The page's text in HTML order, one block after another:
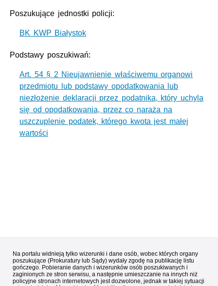
Poszukujące jednostki policji:
BK KWP Białystok
Podstawy poszukiwań:
Art. 54 § 2 Nieujawnienie właściwemu organowi
przedmiotu lub podstawy opodatkowania lub
niezłożenie deklaracji przez podatnika, który uchyla
się od opodatkowania, przez co naraża na
uszczuplenie podatek, którego kwota jest małej
wartości
Na portalu widnieją tylko wizerunki i dane osób, wobec których organy
poszukujące (Prokuratury lub Sądy) wydały zgodę na publikację listu
gończego. Pobieranie danych i wizerunków osób poszukiwanych i
zaginionych ze stron serwisu, a następnie umieszczanie na innych niż
policyjne stronach internetowych jest dozwolone, jednak w takiej sytuacji